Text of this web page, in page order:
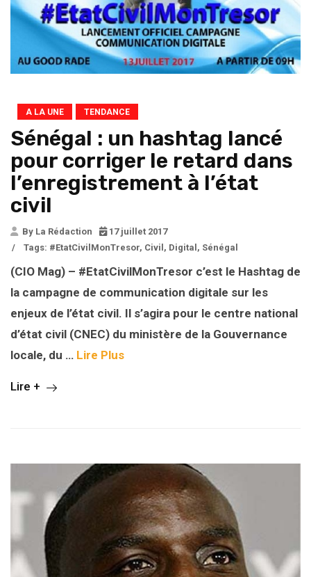
A LA UNE TENDANCE
Sénégal : un hashtag lancé
pour corriger le retard dans
l’enregistrement à l’état
civil
By La Rédaction
17 juillet 2017
/
Tags: #EtatCivilMonTresor, Civil, Digital, Sénégal
(CIO Mag) – #EtatCivilMonTresor c’est le Hashtag de
la campagne de communication digitale sur les
enjeux de l’état civil. Il s’agira pour le centre national
d’état civil (CNEC) du ministère de la Gouvernance
locale, du … Lire Plus
Lire +